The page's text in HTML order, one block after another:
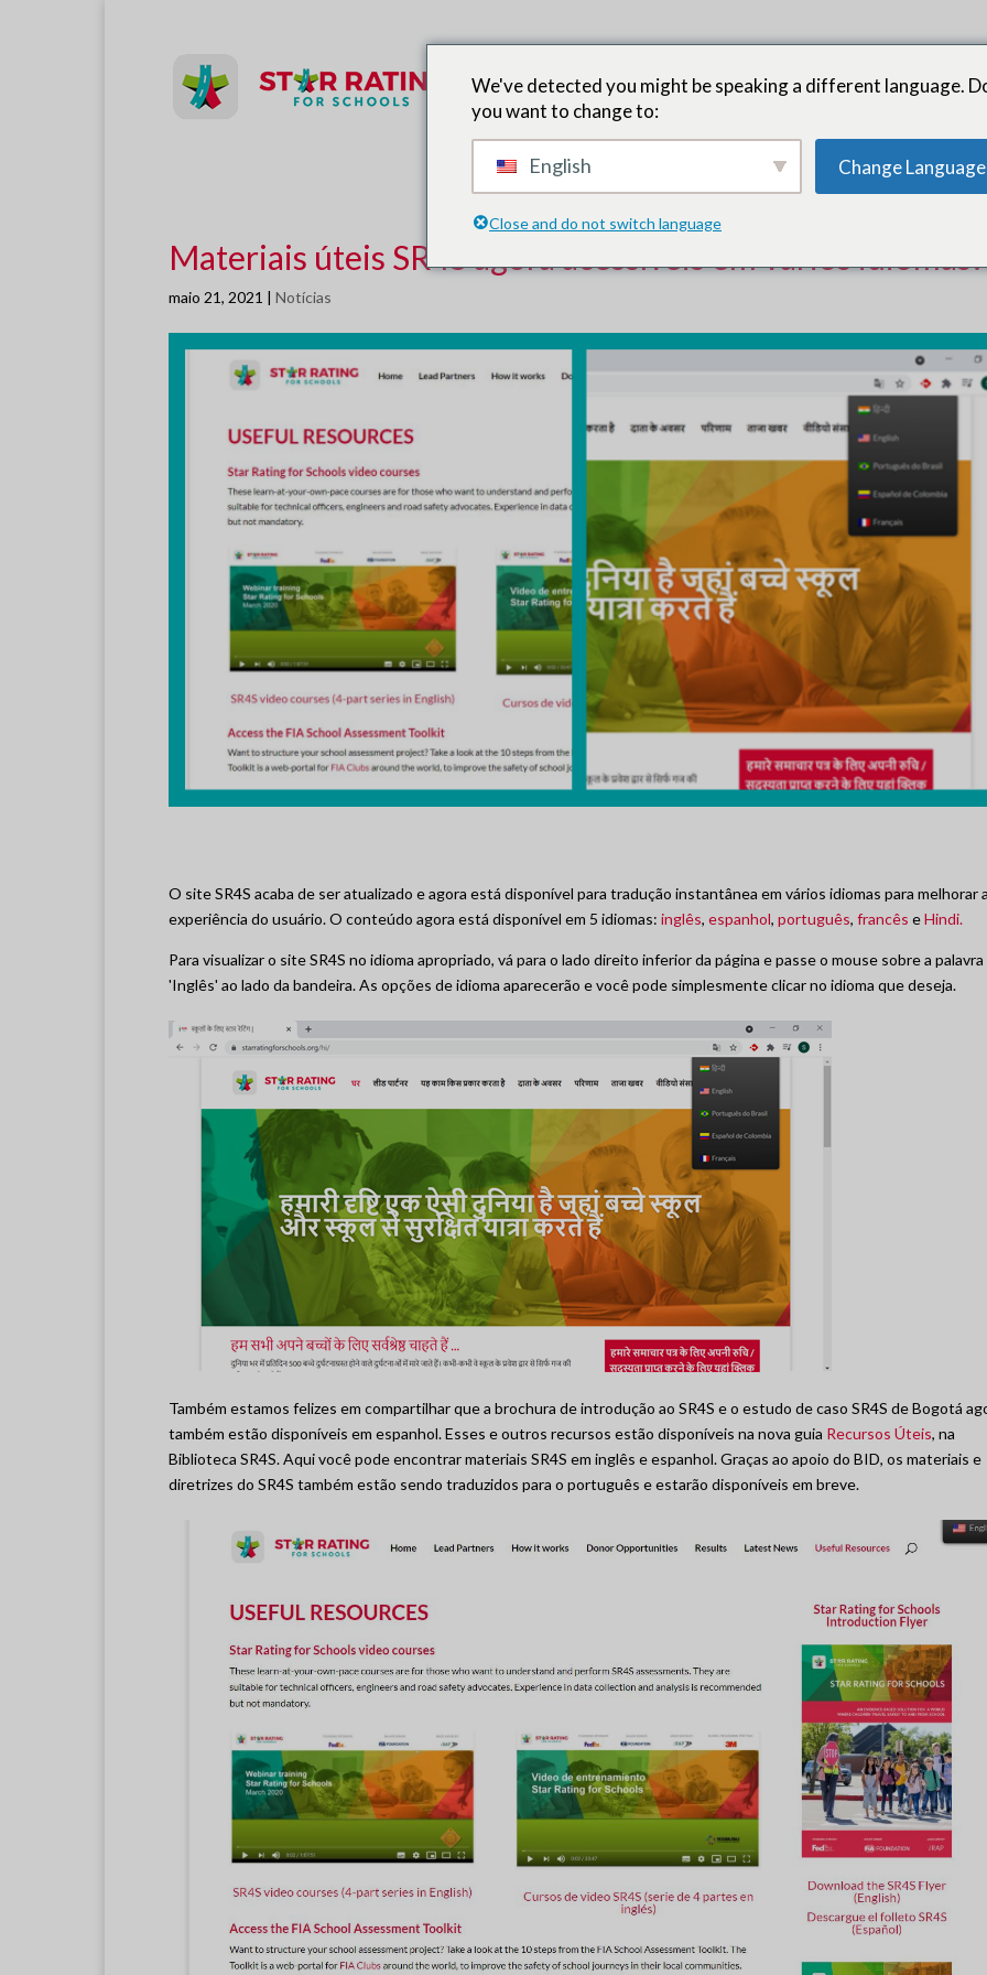
Treinamento e recursos SIM
Materiais úteis SR4S agora acessíveis em vários idiomas!
maio 21, 2021 | Notícias
O site SR4S acaba de ser atualizado e agora está disponível para tradução instantânea em vários idiomas para melhorar
experiência do usuário. O conteúdo agora está disponível em 5 idiomas: inglês, espanhol, português, francês eHindi.
Para visualizar o site SR4S no idioma apropriado, vá para o lado direito inferior da página e passe o mouse sobre a palavra
'Inglês' ao lado da bandeira. As opções de idioma aparecerão e você pode simplesmente clicar no idioma que deseja.
Também estamos felizes em compartilhar que a brochura de introdução ao SR4S e o estudo de caso SR4S de Bogotá
também estão disponíveis em espanhol. Esses e outros recursos estão disponíveis na nova guia Recursos Úteis, na
Biblioteca SR4S. Aqui você pode encontrar materiais SR4S em inglês e espanhol. Graças ao apoio do BID, os materiais e
diretrizes do SR4S também estão sendo traduzidos para o português e estarão disponíveis em breve.
We've detected you might be speaking a different language.
you want to change to:
English Change Language
Close and do not switch language